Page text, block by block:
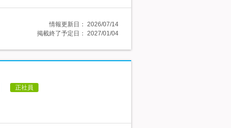
情報更新日： 2026/07/14
掲載終了予定日： 2027/01/04
正社員